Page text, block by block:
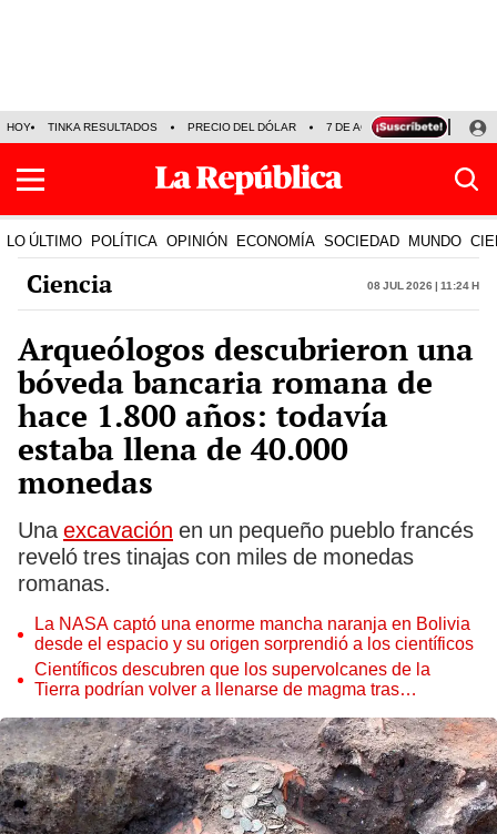
HOY TINKA RESULTADOS PRECIO DEL DÓLAR 7 DE AGOSTO OLLANTA
LO ÚLTIMO POLÍTICA OPINIÓN ECONOMÍA SOCIEDAD MUNDO
Ciencia 08 Jul 2026 | 11:24 h
Arqueólogos descubrieron una
bóveda bancaria romana de
hace 1.800 años: todavía
estaba llena de 40.000
monedas
Una excavación en un pequeño pueblo francés
reveló tres tinajas con miles de monedas
romanas.
La NASA captó una enorme mancha naranja en Bolivia
desde el espacio y su origen sorprendió a los científicos
Científicos descubren que los supervolcanes de la
Tierra podrían volver a llenarse de magma tras